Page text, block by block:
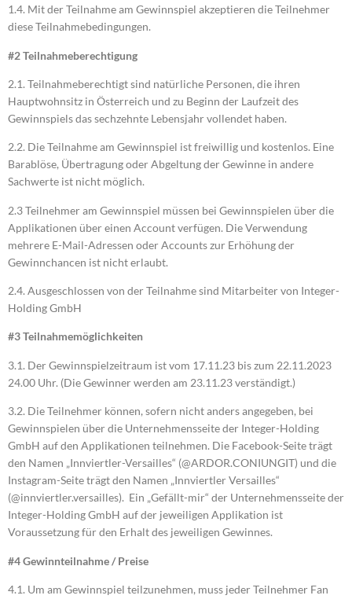
1.4. Mit der Teilnahme am Gewinnspiel akzeptieren die Teilnehmer
diese Teilnahmebedingungen.
#2 Teilnahmeberechtigung
2.1. Teilnahmeberechtigt sind natürliche Personen, die ihren
Hauptwohnsitz in Österreich und zu Beginn der Laufzeit des
Gewinnspiels das sechzehnte Lebensjahr vollendet haben.
2.2. Die Teilnahme am Gewinnspiel ist freiwillig und kostenlos. Eine
Barablöse, Übertragung oder Abgeltung der Gewinne in andere
Sachwerte ist nicht möglich.
2.3 Teilnehmer am Gewinnspiel müssen bei Gewinnspielen über die
Applikationen über einen Account verfügen. Die Verwendung
mehrere E-Mail-Adressen oder Accounts zur Erhöhung der
Gewinnchancen ist nicht erlaubt.
2.4. Ausgeschlossen von der Teilnahme sind Mitarbeiter von Integer-
Holding GmbH
#3 Teilnahmemöglichkeiten
3.1. Der Gewinnspielzeitraum ist vom 17.11.23 bis zum 22.11.2023
24.00 Uhr. (Die Gewinner werden am 23.11.23 verständigt.)
3.2. Die Teilnehmer können, sofern nicht anders angegeben, bei
Gewinnspielen über die Unternehmensseite der Integer-Holding
GmbH auf den Applikationen teilnehmen. Die Facebook-Seite trägt
den Namen „Innviertler-Versailles“ (@ARDOR.CONIUNGIT) und die
Instagram-Seite trägt den Namen „Innviertler Versailles“
(@innviertler.versailles). Ein „Gefällt-mir“ der Unternehmensseite der
Integer-Holding GmbH auf der jeweiligen Applikation ist
Voraussetzung für den Erhalt des jeweiligen Gewinnes.
#4 Gewinnteilnahme / Preise
4.1. Um am Gewinnspiel teilzunehmen, muss jeder Teilnehmer Fan